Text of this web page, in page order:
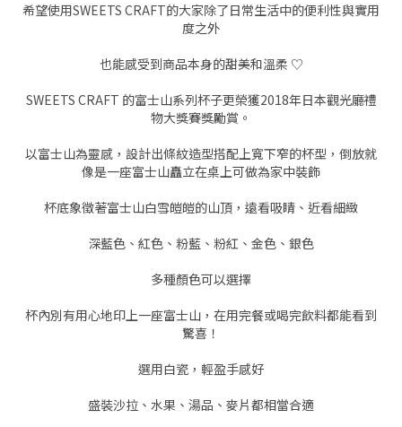
希望使用SWEETS CRAFT的大家除了日常生活中的便利性與實用
度之外
也能感受到商品本身的甜美和溫柔 ♡
SWEETS CRAFT 的富士山系列杯子更榮獲2018年日本觀光廳禮
物大獎賽獎勵賞。
以富士山為靈感，設計出條紋造型搭配上寬下窄的杯型，倒放就
像是一座富士山矗立在桌上可做為家中裝飾
杯底象徵著富士山白雪皚皚的山頂，遠看吸睛、近看細緻
深藍色、紅色、粉藍、粉紅、金色、銀色
多種顏色可以選擇
杯內別有用心地印上一座富士山，在用完餐或喝完飲料都能看到
驚喜！
選用白瓷，輕盈手感好
盛裝沙拉、水果、湯品、麥片都相當合適